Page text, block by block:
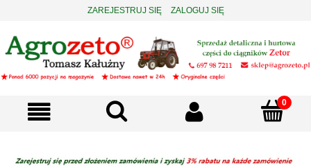
ZAREJESTRUJ SIĘ ZALOGUJ SIĘ